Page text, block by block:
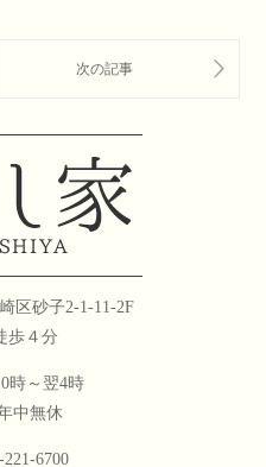
区砂子2-1-11-2F
歩４分
時～翌4時
中無休
6700